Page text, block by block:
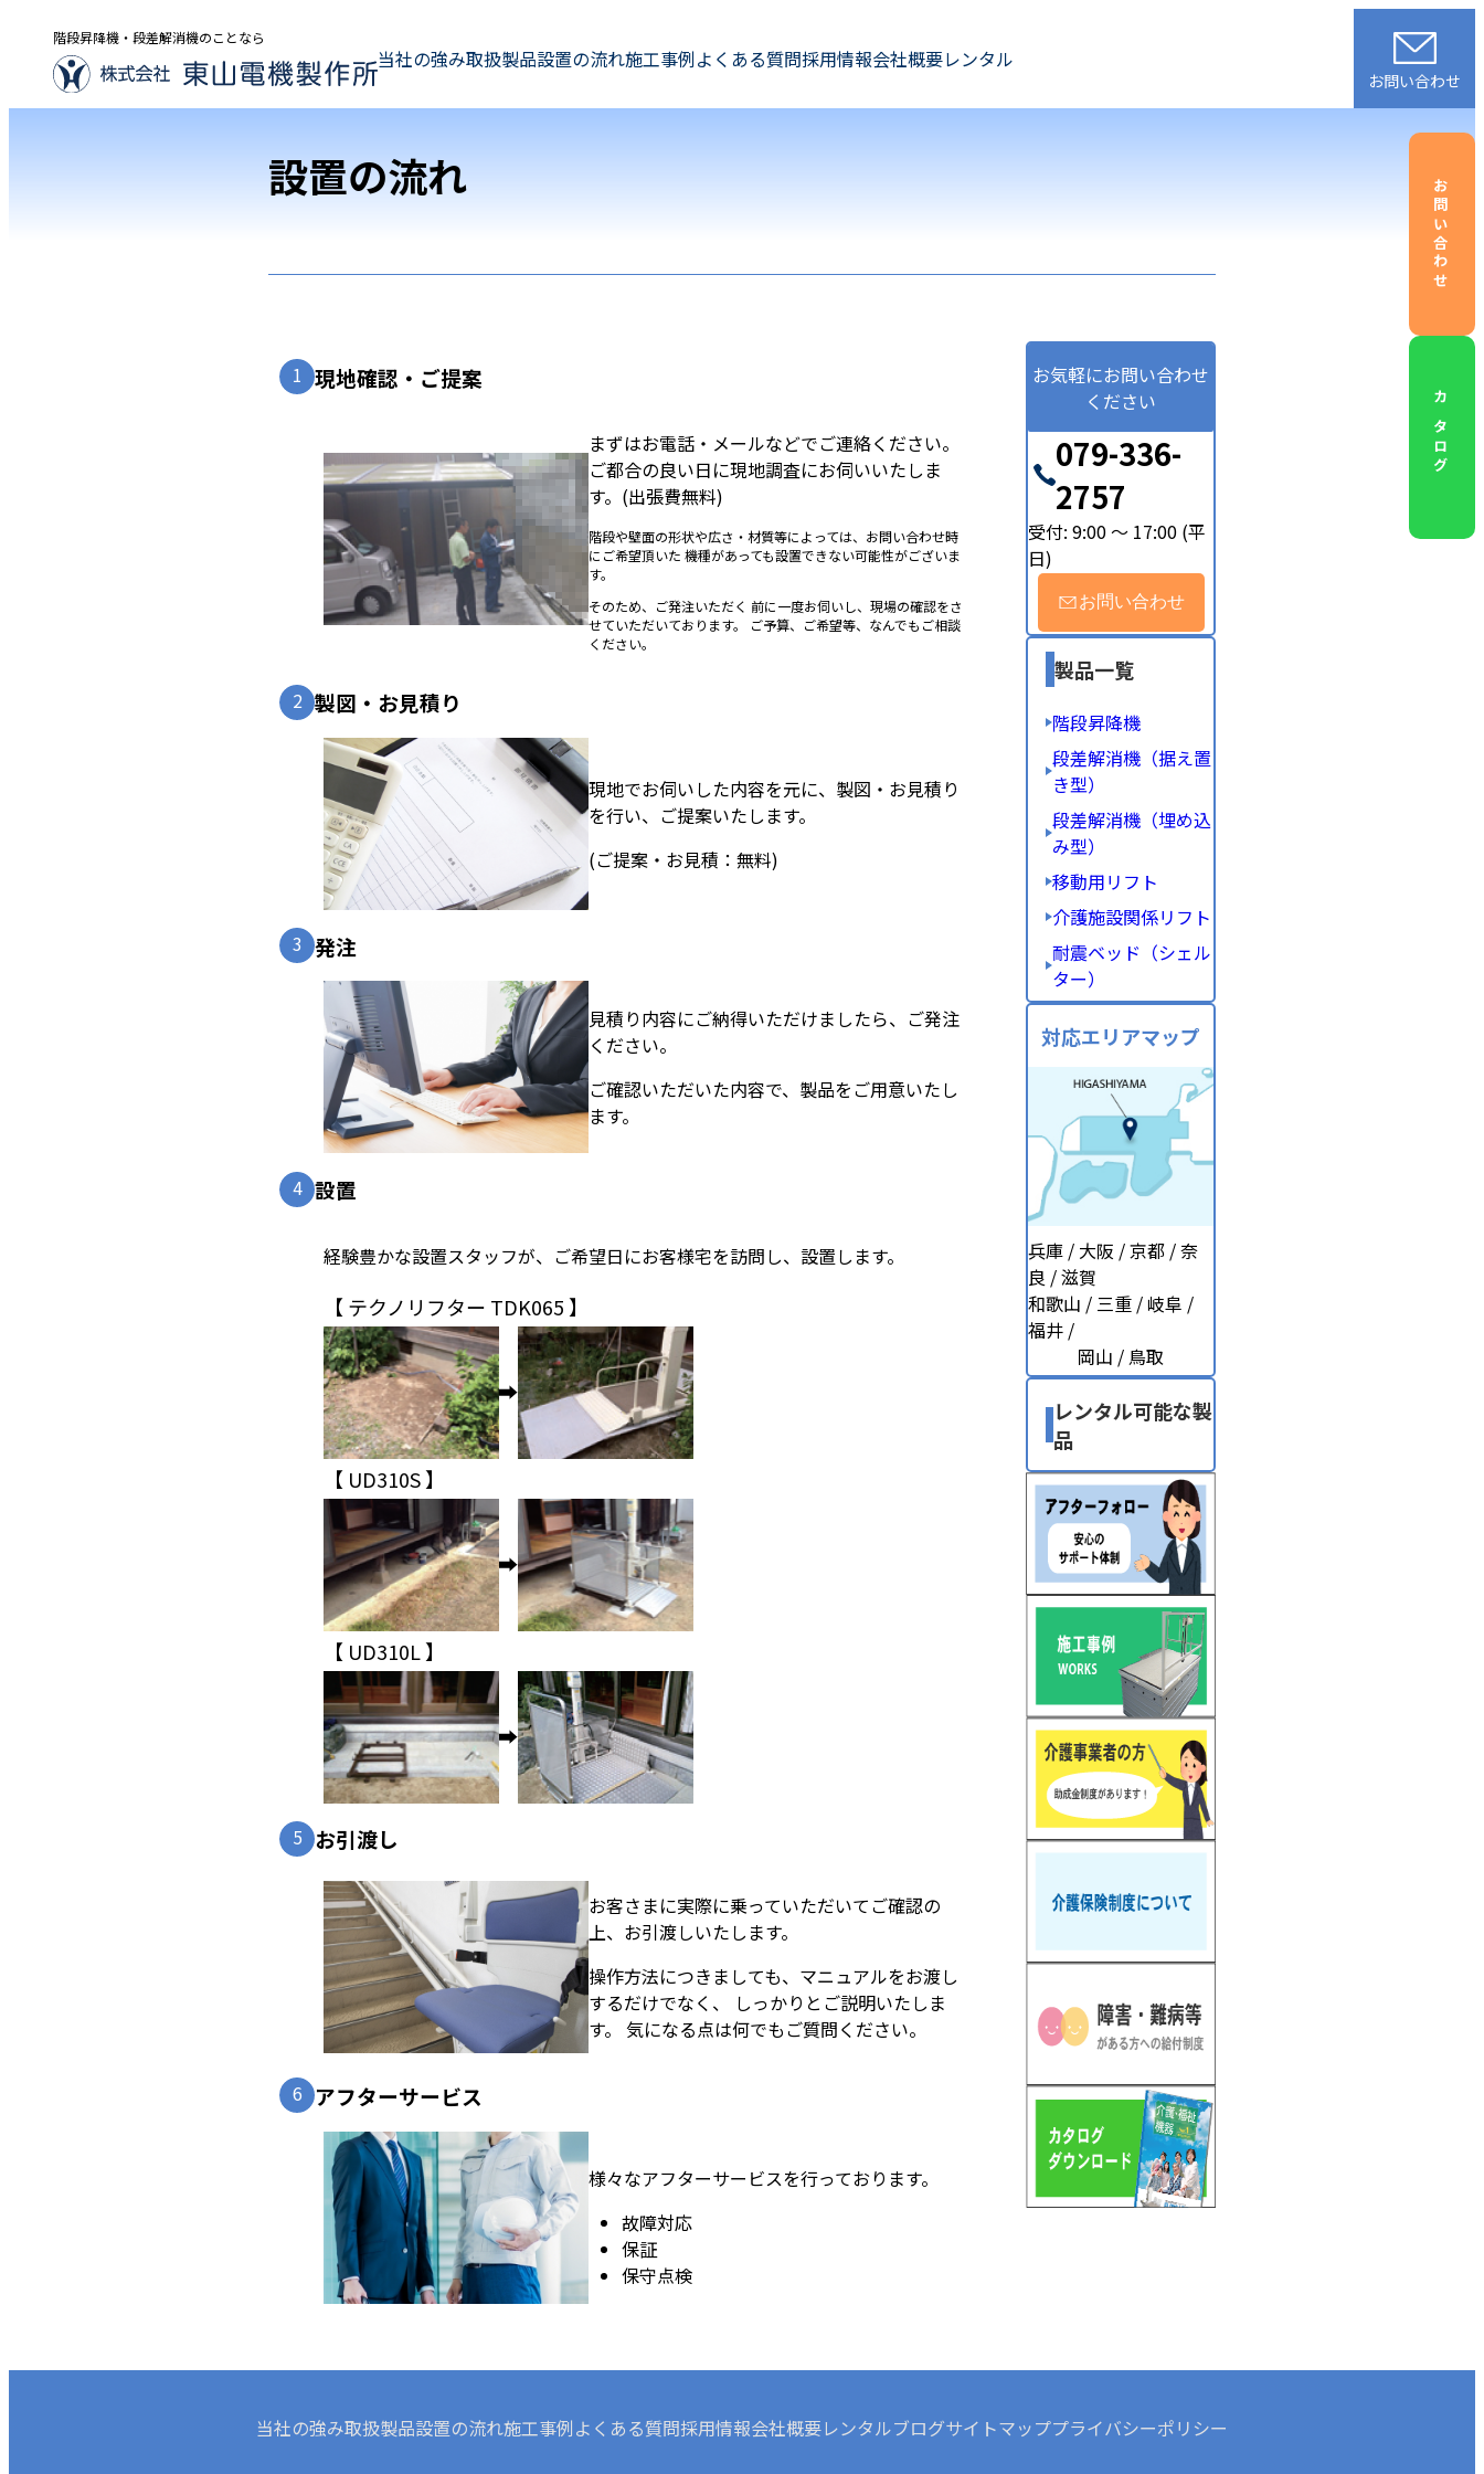
階段昇降機・段差解消機のことなら
当社の強み取扱製品設置の流れ施工事例よくある質問採用情報会社概要レンタル
お問い合わせ
設置の流れ
お問い合わせ
カタログ
1 現地確認・ご提案
まずはお電話・メールなどでご連絡ください。
ご都合の良い日に現地調査にお伺いいたしま
す。(出張費無料)
階段や壁面の形状や広さ・材質等によっては、お問い合わせ時
にご希望頂いた 機種があっても設置できない可能性がございま
す。
そのため、ご発注いただく 前に一度お伺いし、現場の確認をさ
せていただいております。 ご予算、ご希望等、なんでもご相談
ください。
2 製図・お見積り
現地でお伺いした内容を元に、製図・お見積り
を行い、ご提案いたします。
(ご提案・お見積：無料)
3 発注
見積り内容にご納得いただけましたら、ご発注
ください。
ご確認いただいた内容で、製品をご用意いたし
ます。
4 設置
経験豊かな設置スタッフが、ご希望日にお客様宅を訪問し、設置します。
【 テクノリフター TDK065 】
【 UD310S 】
【 UD310L 】
5 お引渡し
お客さまに実際に乗っていただいてご確認の
上、お引渡しいたします。
操作方法につきましても、マニュアルをお渡し
するだけでなく、 しっかりとご説明いたしま
す。 気になる点は何でもご質問ください。
6 アフターサービス
様々なアフターサービスを行っております。
故障対応
保証
保守点検
お気軽にお問い合わせ
ください
079-336-
2757
受付: 9:00 ～ 17:00 (平
日)
お問い合わせ
製品一覧
階段昇降機
段差解消機（据え置
き型）
段差解消機（埋め込
み型）
移動用リフト
介護施設関係リフト
耐震ベッド（シェル
ター）
対応エリアマップ
兵庫 / 大阪 / 京都 / 奈
良 / 滋賀
和歌山 / 三重 / 岐阜 /
福井 /
岡山 / 鳥取
レンタル可能な製
品
当社の強み取扱製品設置の流れ施工事例よくある質問採用情報会社概要レンタルブログサイトマッププライバシーポリシー